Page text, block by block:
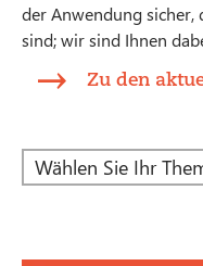
der Anwendung sicher,
sind; wir sind Ihnen
Zu den